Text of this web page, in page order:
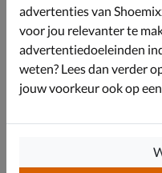
Specificaties
Over Shepherd
advertenties van
voor jou relevanter te
advertentiedoeleinden
weten? Lees dan verder
jouw voorkeur ook op